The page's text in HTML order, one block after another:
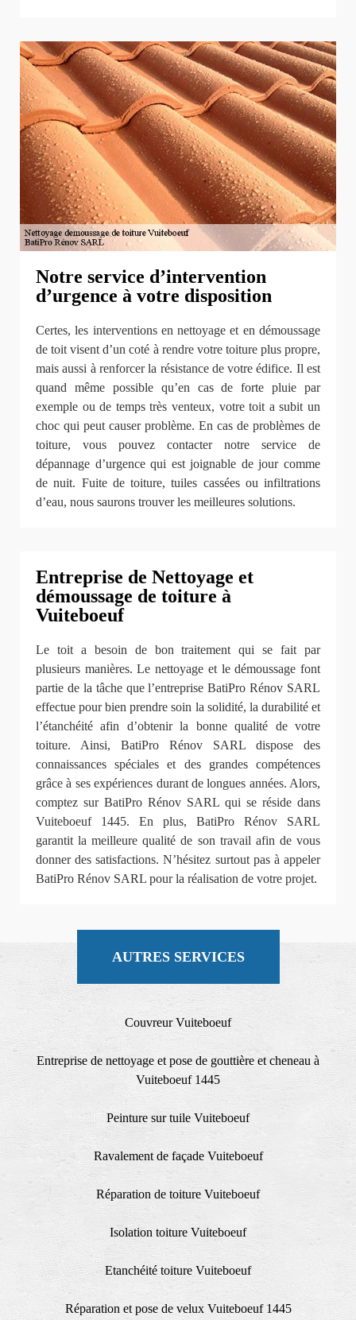
Notre service d’intervention
d’urgence à votre disposition
Certes, les interventions en nettoyage et en démoussage
de toit visent d’un coté à rendre votre toiture plus propre,
mais aussi à renforcer la résistance de votre édifice. Il est
quand même possible qu’en cas de forte pluie par
exemple ou de temps très venteux, votre toit a subit un
choc qui peut causer problème. En cas de problèmes de
toiture, vous pouvez contacter notre service de
dépannage d’urgence qui est joignable de jour comme
de nuit. Fuite de toiture, tuiles cassées ou infiltrations
d’eau, nous saurons trouver les meilleures solutions.
Entreprise de Nettoyage et
démoussage de toiture à
Vuiteboeuf
Le toit a besoin de bon traitement qui se fait par
plusieurs manières. Le nettoyage et le démoussage font
partie de la tâche que l’entreprise BatiPro Rénov SARL
effectue pour bien prendre soin la solidité, la durabilité et
l’étanchéité afin d’obtenir la bonne qualité de votre
toiture. Ainsi, BatiPro Rénov SARL dispose des
connaissances spéciales et des grandes compétences
grâce à ses expériences durant de longues années. Alors,
comptez sur BatiPro Rénov SARL qui se réside dans
Vuiteboeuf 1445. En plus, BatiPro Rénov SARL
garantit la meilleure qualité de son travail afin de vous
donner des satisfactions. N’hésitez surtout pas à appeler
BatiPro Rénov SARL pour la réalisation de votre projet.
AUTRES SERVICES
Couvreur Vuiteboeuf
Entreprise de nettoyage et pose de gouttière et cheneau à
Vuiteboeuf 1445
Peinture sur tuile Vuiteboeuf
Ravalement de façade Vuiteboeuf
Réparation de toiture Vuiteboeuf
Isolation toiture Vuiteboeuf
Etanchéité toiture Vuiteboeuf
Réparation et pose de velux Vuiteboeuf 1445